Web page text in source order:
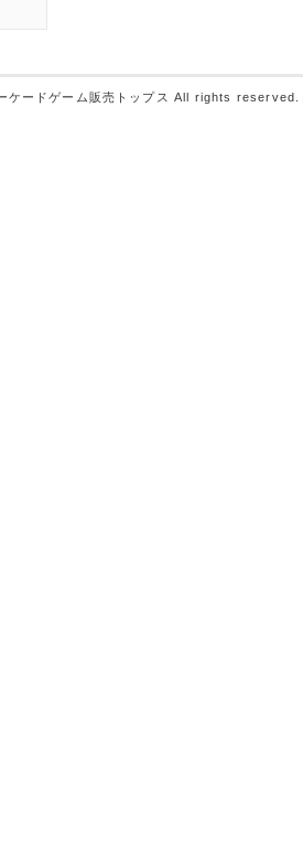
ケードゲーム販売トップス All rights reserved.